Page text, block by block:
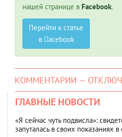
нашей странице в Facebook.
Перейти к статье
в
acebook
КОММЕНТАРИИ —
ГЛАВНЫЕ НОВОСТИ
«Я сейчас чуть подвисла»:
запуталась в своих показаниях в